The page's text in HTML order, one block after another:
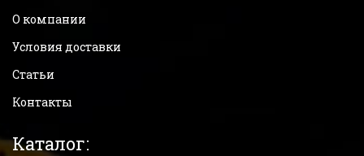
О компании
Условия доставки
Статьи
Контакты
Каталог: